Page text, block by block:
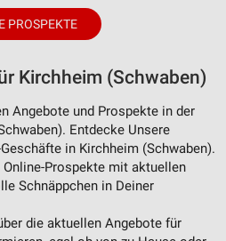
PROSPEKTE
Kirchheim (Schwaben)
Angebote und Prospekte in der
Entdecke Unsere
in Kirchheim (Schwaben).
Prospekte mit aktuellen
Schnäppchen in Deiner
die aktuellen Angebote für